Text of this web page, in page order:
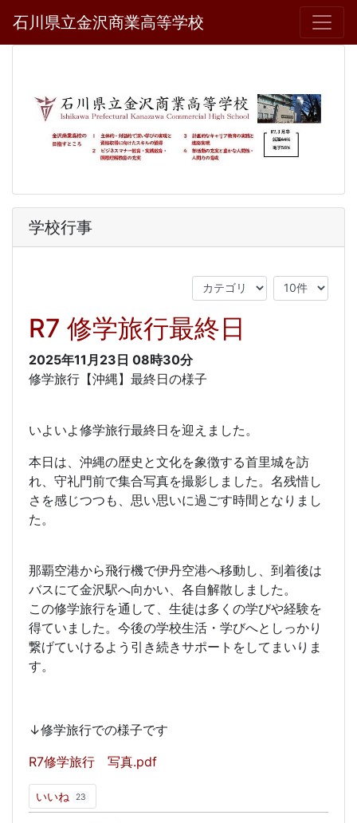
石川県立金沢商業高等学校
学校行事
R7 修学旅行最終日
2025年11月23日 08時30分
修学旅行【沖縄】最終日の様子
いよいよ修学旅行最終日を迎えました。
本日は、沖縄の歴史と文化を象徴する首里城を訪
れ、守礼門前で集合写真を撮影しました。名残惜し
さを感じつつも、思い思いに過ごす時間となりまし
た。
那覇空港から飛行機で伊丹空港へ移動し、到着後は
バスにて金沢駅へ向かい、各自解散しました。
この修学旅行を通して、生徒は多くの学びや経験を
得ていました。今後の学校生活・学びへとしっかり
繋げていけるよう引き続きサポートをしてまいりま
す。
↓修学旅行での様子です
R7修学旅行 写真.pdf
いいね 23